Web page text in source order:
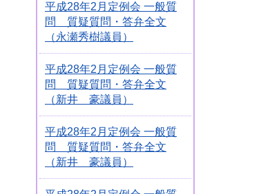
平成28年2月定例会 一般質
問 質疑質問・答弁全文
（永瀬秀樹議員）
平成28年2月定例会 一般質
問 質疑質問・答弁全文
（新井 豪議員）
平成28年2月定例会 一般質
問 質疑質問・答弁全文
（新井 豪議員）